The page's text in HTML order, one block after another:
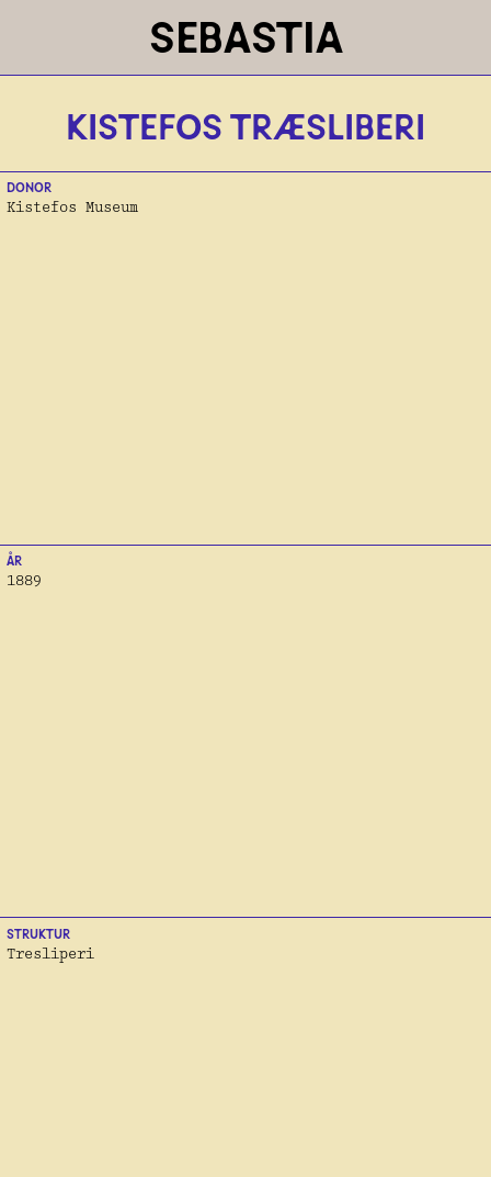
SEBASTIA
KISTEFOS TRÆSLIBERI
DONOR
Kistefos Museum
ÅR
1889
STRUKTUR
Tresliperi